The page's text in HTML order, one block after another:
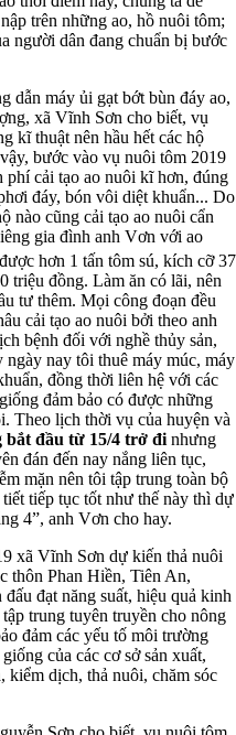
trên những ao, hồ nuôi tôm;
người dân đang chuẩn bị bước
dẫn máy ủi gạt bớt bùn đáy ao,
xã Vĩnh Sơn cho biết, vụ
kĩ thuật nên hầu hết các hộ
bước vào vụ nuôi tôm 2019
cải tạo ao nuôi kĩ hơn, đúng
đáy, bón vôi diệt khuẩn... Do
nào cũng cải tạo ao nuôi cẩn
gia đình anh Vơn với ao
hơn 1 tấn tôm sú, kích cỡ 37
triệu đồng. Làm ăn có lãi, nên
tư thêm. Mọi công đoạn đều
cải tạo ao nuôi bởi theo anh
bệnh đối với nghề thủy sản,
nay tôi thuê máy múc, máy
đồng thời liên hệ với các
đảm bảo có được những
Theo lịch thời vụ của huyện và
bắt đầu từ 15/4 trở đi nhưng
đán đến nay nắng liên tục,
mặn nên tôi tập trung toàn bộ
tiếp tục tốt như thế này thì dự
4”, anh Vơn cho hay.
xã Vĩnh Sơn dự kiến thả nuôi
thôn Phan Hiền, Tiên An,
đạt năng suất, hiệu quả kinh
trung tuyên truyền cho nông
đảm các yếu tố môi trường
của các cơ sở sản xuất,
kiểm dịch, thả nuôi, chăm sóc